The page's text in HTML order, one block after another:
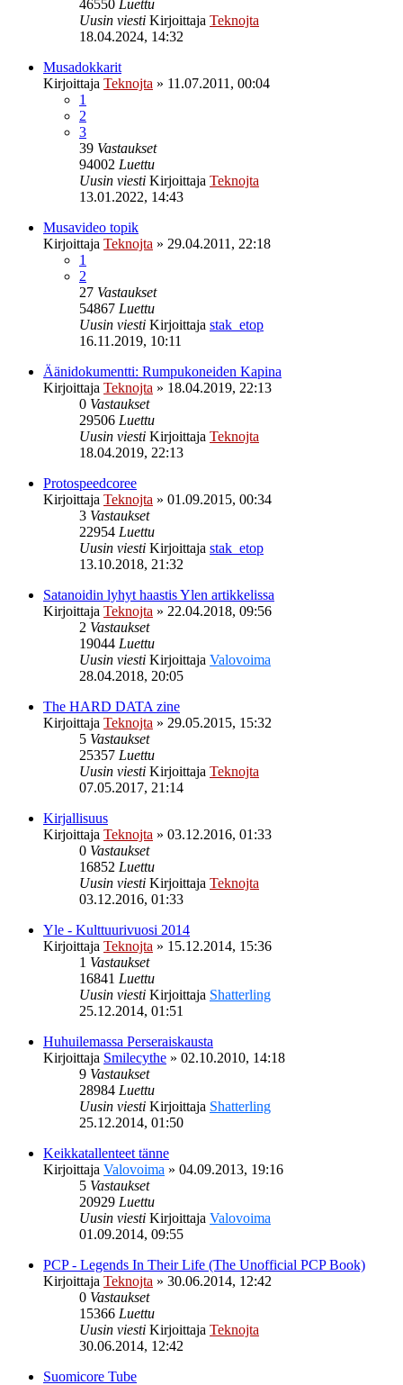
46550 Luettu
Uusin viesti Kirjoittaja Teknojta
18.04.2024, 14:32
Musadokkarit
Kirjoittaja Teknojta » 11.07.2011, 00:04
1
2
3
39 Vastaukset
94002 Luettu
Uusin viesti Kirjoittaja Teknojta
13.01.2022, 14:43
Musavideo topik
Kirjoittaja Teknojta » 29.04.2011, 22:18
1
2
27 Vastaukset
54867 Luettu
Uusin viesti Kirjoittaja stak_etop
16.11.2019, 10:11
Äänidokumentti: Rumpukoneiden Kapina
Kirjoittaja Teknojta » 18.04.2019, 22:13
0 Vastaukset
29506 Luettu
Uusin viesti Kirjoittaja Teknojta
18.04.2019, 22:13
Protospeedcoree
Kirjoittaja Teknojta » 01.09.2015, 00:34
3 Vastaukset
22954 Luettu
Uusin viesti Kirjoittaja stak_etop
13.10.2018, 21:32
Satanoidin lyhyt haastis Ylen artikkelissa
Kirjoittaja Teknojta » 22.04.2018, 09:56
2 Vastaukset
19044 Luettu
Uusin viesti Kirjoittaja Valovoima
28.04.2018, 20:05
The HARD DATA zine
Kirjoittaja Teknojta » 29.05.2015, 15:32
5 Vastaukset
25357 Luettu
Uusin viesti Kirjoittaja Teknojta
07.05.2017, 21:14
Kirjallisuus
Kirjoittaja Teknojta » 03.12.2016, 01:33
0 Vastaukset
16852 Luettu
Uusin viesti Kirjoittaja Teknojta
03.12.2016, 01:33
Yle - Kulttuurivuosi 2014
Kirjoittaja Teknojta » 15.12.2014, 15:36
1 Vastaukset
16841 Luettu
Uusin viesti Kirjoittaja Shatterling
25.12.2014, 01:51
Huhuilemassa Perseraiskausta
Kirjoittaja Smilecythe » 02.10.2010, 14:18
9 Vastaukset
28984 Luettu
Uusin viesti Kirjoittaja Shatterling
25.12.2014, 01:50
Keikkatallenteet tänne
Kirjoittaja Valovoima » 04.09.2013, 19:16
5 Vastaukset
20929 Luettu
Uusin viesti Kirjoittaja Valovoima
01.09.2014, 09:55
PCP - Legends In Their Life (The Unofficial PCP Book)
Kirjoittaja Teknojta » 30.06.2014, 12:42
0 Vastaukset
15366 Luettu
Uusin viesti Kirjoittaja Teknojta
30.06.2014, 12:42
Suomicore Tube